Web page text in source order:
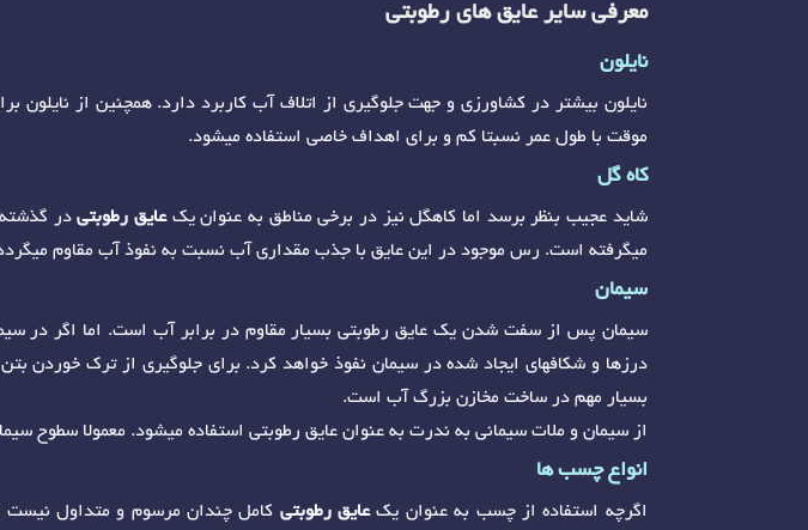
معرفی سایر عایق های رطوبتی
نایلون
نایلون بیشتر در کشاورزی و جهت جلوگیری از اتلاف آب کاربرد دارد. همچنین از نایلون
موقت با طول عمر نسبتا کم و برای اهداف خاصی استفاده میشود.
کاه گل
شاید عجیب بنظر برسد اما کاهگل نیز در برخی مناطق به عنوان یکعایق رطوبتیدر گذشته
میگرفته است. رس موجود در این عایق با جذب مقداری آب نسبت به نفوذ آب مقاوم
سیمان
سیمان پس از سفت شدن یک عایق رطوبتی بسیار مقاوم در برابر آب است. اما اگر در
درزها و شکافهای ایجاد شده در سیمان نفوذ خواهد کرد. برای جلوگیری از ترک
بسیار مهم در ساخت مخازن بزرگ آب است.
از سیمان و ملات سیمانی به ندرت به عنوان عایق رطوبتی استفاده میشود. معمولا سطوح
انواع چسب ها
اگرچه استفاده از چسب به عنوان یکعایق رطوبتی کامل چندان مرسوم و متداول نیست